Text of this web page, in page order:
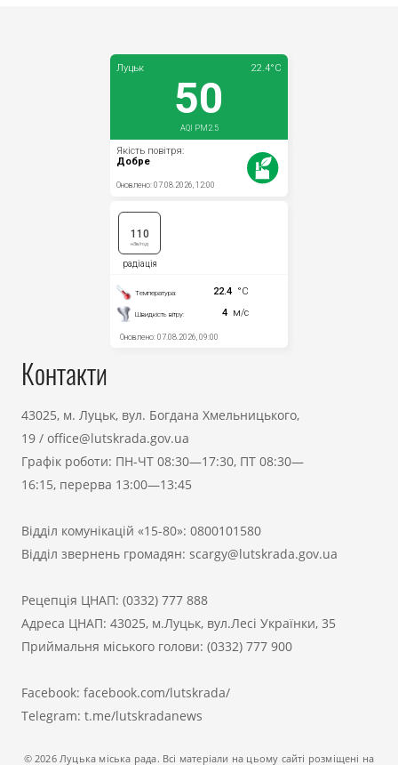
Контакти
43025, м. Луцьк, вул. Богдана Хмельницького,
19 / office@lutskrada.gov.ua
Графік роботи: ПН-ЧТ 08:30—17:30, ПТ 08:30—
16:15, перерва 13:00—13:45
Відділ комунікацій «15-80»: 0800101580
Відділ звернень громадян: scargy@lutskrada.gov.ua
Рецепція ЦНАП: (0332) 777 888
Адреса ЦНАП: 43025, м.Луцьк, вул.Лесі Українки, 35
Приймальня міського голови: (0332) 777 900
Facebook: facebook.com/lutskrada/
Telegram: t.me/lutskradanews
© 2026 Луцька міська рада. Всі матеріали на цьому сайті розміщені на